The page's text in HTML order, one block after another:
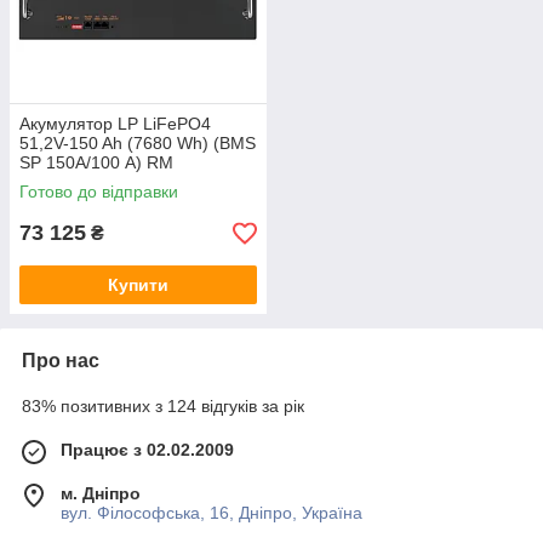
Акумулятор LP LiFePO4
51,2V-150 Ah (7680 Wh) (BMS
SP 150A/100 А) RM
RS485/CAN LCD BL
Готово до відправки
73 125 ₴
Купити
Про нас
83% позитивних з 124 відгуків за рік
Працює з 02.02.2009
м. Дніпро
вул. Філософська, 16, Дніпро, Україна